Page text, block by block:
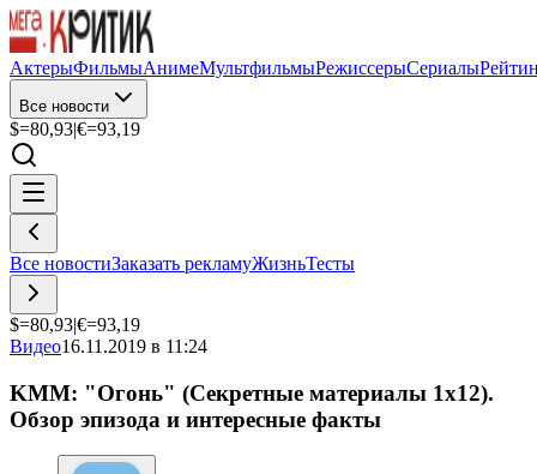
АктерыФильмыАнимеМультфильмыРежиссерыСериалы
Все новости
$=80,93|€=93,19
Все новостиЗаказать рекламуЖизньТесты
$=80,93|€=93,19
Видео16.11.2019 в 11:24
KMM: "Огонь" (Секретные материалы 1х12).
Обзор эпизода и интересные факты